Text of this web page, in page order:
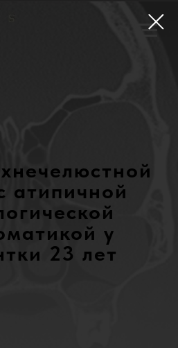
атипичной
у
23 лет